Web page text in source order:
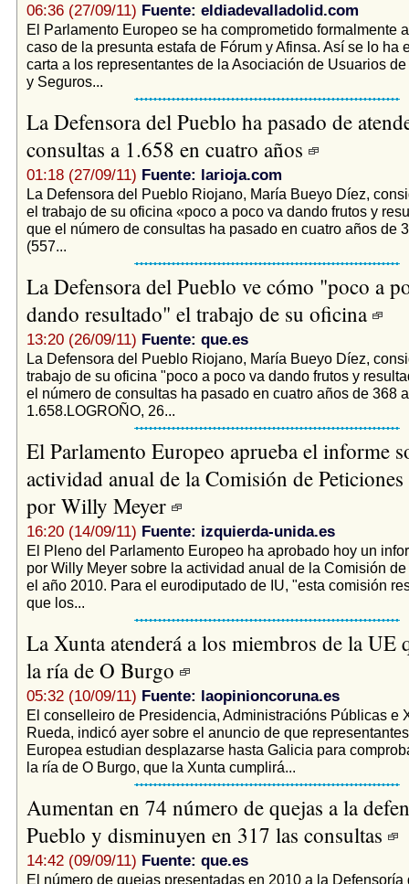
06:36 (27/09/11) Fuente: eldiadevalladolid.com
El Parlamento Europeo se ha comprometido formalmente
caso de la presunta estafa de Fórum y Afinsa. Así se lo ha
carta a los representantes de la Asociación de Usuarios
y Seguros...
La Defensora del Pueblo ha pasado de
consultas a 1.658 en cuatro años
01:18 (27/09/11) Fuente: larioja.com
La Defensora del Pueblo Riojano, María Bueyo Díez,
el trabajo de su oficina «poco a poco va dando frutos y
que el número de consultas ha pasado en cuatro años de
(557...
La Defensora del Pueblo ve cómo "poco a
dando resultado" el trabajo de su oficina
13:20 (26/09/11) Fuente: que.es
La Defensora del Pueblo Riojano, María Bueyo Díez,
trabajo de su oficina "poco a poco va dando frutos y
el número de consultas ha pasado en cuatro años de 368 a
1.658.LOGROÑO, 26...
El Parlamento Europeo aprueba el informe
actividad anual de la Comisión de Peticiones
por Willy Meyer
16:20 (14/09/11) Fuente: izquierda-unida.es
El Pleno del Parlamento Europeo ha aprobado hoy un
por Willy Meyer sobre la actividad anual de la Comisión
el año 2010. Para el eurodiputado de IU, "esta comisión
que los...
La Xunta atenderá a los miembros de la UE
la ría de O Burgo
05:32 (10/09/11) Fuente: laopinioncoruna.es
El conselleiro de Presidencia, Administracións Públicas e
Rueda, indicó ayer sobre el anuncio de que
Europea estudian desplazarse hasta Galicia para
la ría de O Burgo, que la Xunta cumplirá...
Aumentan en 74 número de quejas a la
Pueblo y disminuyen en 317 las consultas
14:42 (09/09/11) Fuente: que.es
El número de quejas presentadas en 2010 a la Defensoría